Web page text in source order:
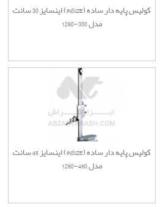
کولیس پایه دار ساده (INSIZE) اینسایز 30 سانت
مدل 300-1250
کولیس پایه دار ساده (INSIZE) اینسایز 45 سانت
مدل 450-1250